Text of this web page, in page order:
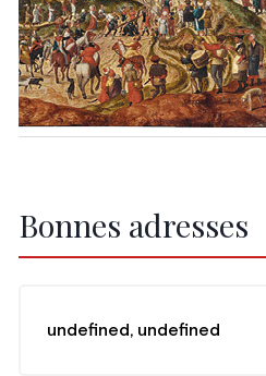
Bonnes adresses
undefined, undefined